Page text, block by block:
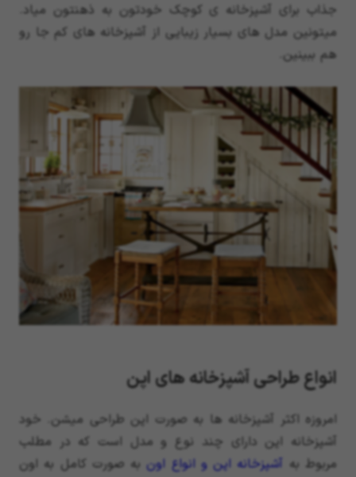
جذاب برای آشپزخانه ی کوچک خودتون به ذهنتون میاد.
میتونین مدل های بسیار زیبایی از آشپزخانه های کم جا رو
هم ببینین.
انواع طراحی آشپزخانه های اپن
امروزه اکثر آشپزخانه ها به صورت اپن طراحی میشن. خود
آشپزخانه اپن دارای چند نوع و مدل است که در مطلب
مربوط به آشپزخانه اپن و انواع اونبه صورت کامل به اون